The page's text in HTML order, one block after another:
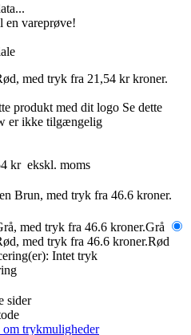
en vareprøve!
produkt med dit logo Se dette
er ikke tilgængelig
kr ekskl. moms
Grå
Rød
Intet tryk
sider
trykmuligheder